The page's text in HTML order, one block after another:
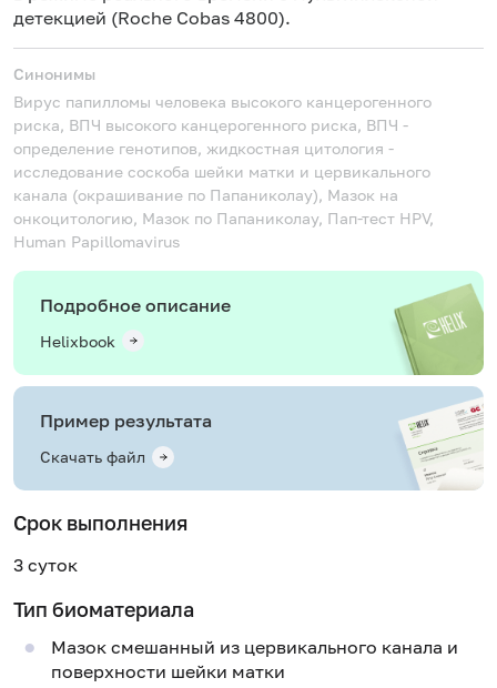
детекцией (Roche Cobas 4800).
Синонимы
Вирус папилломы человека высокого канцерогенного
риска, ВПЧ высокого канцерогенного риска, ВПЧ -
определение генотипов, жидкостная цитология -
исследование соскоба шейки матки и цервикального
канала (окрашивание по Папаниколау), Мазок на
онкоцитологию, Мазок по Папаниколау, Пап-тест HPV,
Human Papillomavirus
Подробное описание
Helixbook
Пример результата
Скачать файл
Срок выполнения
3 суток
Тип биоматериала
Мазок смешанный из цервикального канала и
поверхности шейки матки